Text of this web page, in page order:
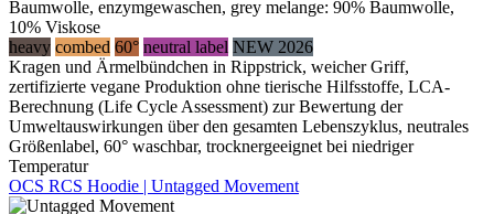
Baumwolle, enzymgewaschen, grey melange: 90% Baumwolle,
10% Viskose
heavy combed 60° neutral label NEW 2026
Kragen und Ärmelbündchen in Rippstrick, weicher Griff,
zertifizierte vegane Produktion ohne tierische Hilfsstoffe, LCA-
Berechnung (Life Cycle Assessment) zur Bewertung der
Umweltauswirkungen über den gesamten Lebenszyklus, neutrales
Größenlabel, 60° waschbar, trocknergeeignet bei niedriger
Temperatur
OCS RCS Hoodie | Untagged Movement